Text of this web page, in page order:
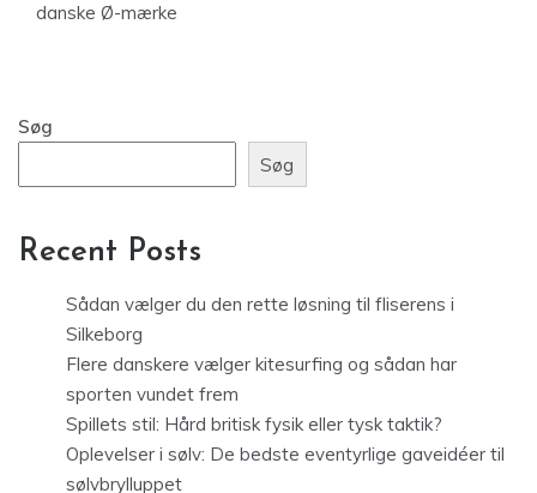
danske Ø-mærke
Søg
Søg
Recent Posts
Sådan vælger du den rette løsning til fliserens i
Silkeborg
Flere danskere vælger kitesurfing og sådan har
sporten vundet frem
Spillets stil: Hård britisk fysik eller tysk taktik?
Oplevelser i sølv: De bedste eventyrlige gaveidéer til
sølvbrylluppet